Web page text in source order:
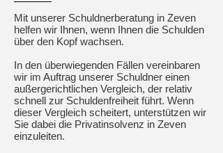
Mit unserer Schuldnerberatung in Zeven
helfen wir Ihnen, wenn Ihnen die Schulden
über den Kopf wachsen.
In den überwiegenden Fällen vereinbaren
wir im Auftrag unserer Schuldner einen
außergerichtlichen Vergleich, der relativ
schnell zur Schuldenfreiheit führt. Wenn
dieser Vergleich scheitert, unterstützen wir
Sie dabei die Privatinsolvenz in Zeven
einzuleiten.